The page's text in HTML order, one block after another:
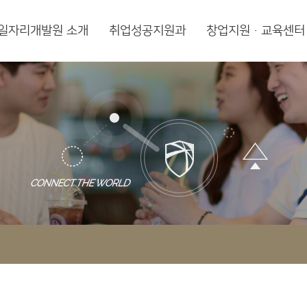
자리개발원 소개 취업성공지원과 창업지원·교육센터